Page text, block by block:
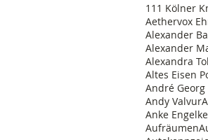
111 Kölner
Aethervox
Alexander
Alexander
Alexandra
Altes Eisen
André Georg
Andy Valvur
Anke Engelke
Aufräumen